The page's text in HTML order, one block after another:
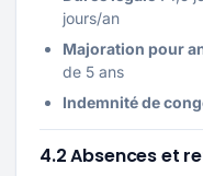
jours/an
Majoration pour
de 5 ans
Indemnité de
4.2 Absences et